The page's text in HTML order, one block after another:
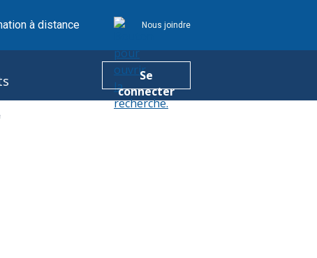
à distance Nous joindre
Se
connecter